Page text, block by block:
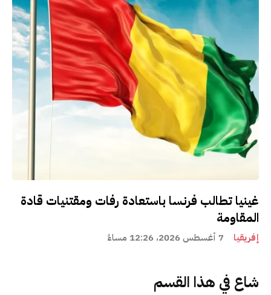
غينيا تطالب فرنسا باستعادة رفات ومقتنيات قادة
المقاومة
إفريقيا 7 أغسطس 2026، 12:26 مساءً
شاع في هذا القسم